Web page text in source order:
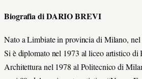
Biografia di DARIO BREVI
Nato a Limbiate in provincia di Milano, nel
Si è diplomato nel 1973 al liceo artistico di
Architettura nel 1978 al Politecnico di